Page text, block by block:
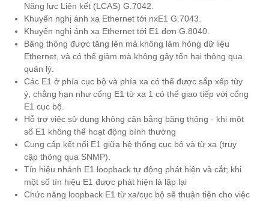
Năng lực Liên kết (LCAS) G.7042.
Khuyến nghị ánh xạ Ethernet tới nxE1 G.7043.
Khuyến nghị ánh xạ Ethernet tới E1 đơn G.8040.
Băng thông được tăng lên mà không làm hỏng dữ liệu
Ethernet, và có thể giảm mà không gây tổn hại thông qua
quản lý.
Các E1 ở phía cục bộ và phía xa có thể được sắp xếp tùy
ý, chẳng hạn như cổng E1 từ xa 1 có thể giao tiếp với cổng
E1 cục bộ.
Hỗ trợ việc sử dụng không cân bằng băng thông - khi một
số E1 không thể hoạt động bình thường
Cung cấp kết nối E1 giữa hệ thống cục bộ và từ xa (truy
cập thông qua SNMP).
Tín hiệu nhánh E1 loopback tự động phát hiện và cắt; khi
một số tín hiệu E1 được phát hiện là lặp lại
Chức năng loopback E1 từ xa/cục bộ sẽ thuận tiện cho việc